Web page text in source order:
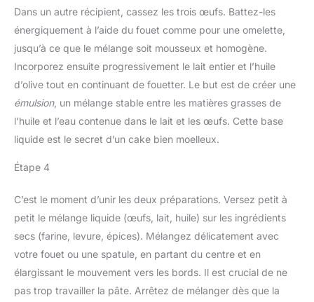
Dans un autre récipient, cassez les trois œufs. Battez-les
énergiquement à l’aide du fouet comme pour une omelette,
jusqu’à ce que le mélange soit mousseux et homogène.
Incorporez ensuite progressivement le lait entier et l’huile
d’olive tout en continuant de fouetter. Le but est de créer une
émulsion, un mélange stable entre les matières grasses de
l’huile et l’eau contenue dans le lait et les œufs. Cette base
liquide est le secret d’un cake bien moelleux.
Étape 4
C’est le moment d’unir les deux préparations. Versez petit à
petit le mélange liquide (œufs, lait, huile) sur les ingrédients
secs (farine, levure, épices). Mélangez délicatement avec
votre fouet ou une spatule, en partant du centre et en
élargissant le mouvement vers les bords. Il est crucial de ne
pas trop travailler la pâte. Arrêtez de mélanger dès que la